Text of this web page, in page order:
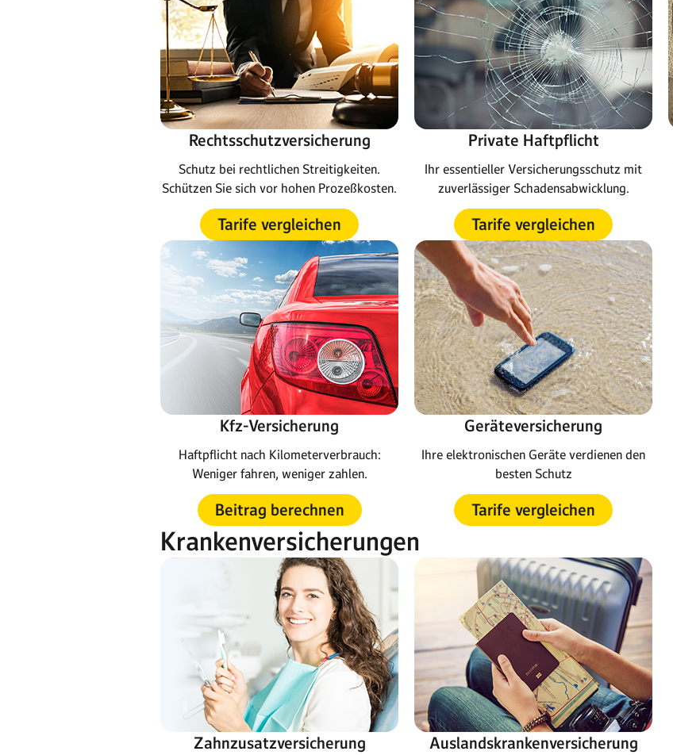
Rechtsschutzversicherung
Schutz bei rechtlichen Streitigkeiten.
Schützen Sie sich vor hohen Prozeßkosten.
Tarife vergleichen
Private Haftpflicht
Ihr essentieller Versicherungsschutz mit
zuverlässiger Schadensabwicklung.
Tarife vergleichen
Kfz-Versicherung
Haftpflicht nach Kilometerverbrauch:
Weniger fahren, weniger zahlen.
Beitrag berechnen
Geräteversicherung
Ihre elektronischen Geräte verdienen den
besten Schutz
Tarife vergleichen
Krankenversicherungen
Zahnzusatzversicherung Auslandskrankenversicherung